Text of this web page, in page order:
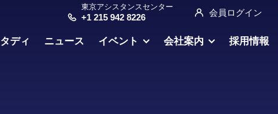
東京アシスタンスセンター
+1 215 942 8226 会員ログイン
ディ ニュース イベント 会社案内 採用情報